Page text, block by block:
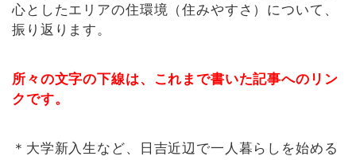
心としたエリアの住環境（住みやすさ）について、
振り返ります。
所々の文字の下線は、これまで書いた記事へのリン
クです。
＊大学新入生など、日吉近辺で一人暮らしを始める